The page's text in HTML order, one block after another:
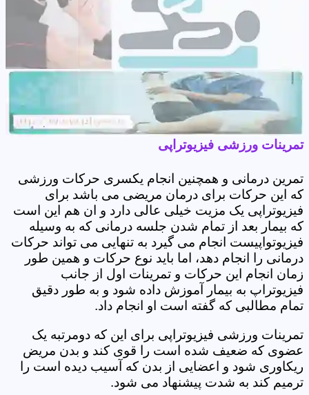
تمرینات ورزشی فیزیوتراپی
تمرین درمانی و همچنین انجام یکسری حرکات ورزشی
که این حرکات برای درمان مریضی می باشد برای
فیزیوتراپی یک مزیت خیلی عالی دارد و ان هم این است
که بیمار بعد از تمام شدن جلسه درمانی که به وسیله
فیزیوتواپیست انجام می گیرد به تنهایی می تواند حرکات
درمانی را انجام دهد، اما باید نوع حرکات و همین طور
زمان انجام این حرکات و تمرینات اول از جانب
فیزیوتراپ به بیمار آموزش داده شود و به طور دقیق
تمام مطالبی که گفته است او انجام داد.
تمرینات ورزشی فیزیوتراپی برای این که دومرتبه یک
عضوی که ضعیف شده است را قوی کند و بدن مریض
ریکاوری شود و اعضایی از بدن که آسیب دیده است را
ترمیم کند به شدت پیشنهاد می شود.